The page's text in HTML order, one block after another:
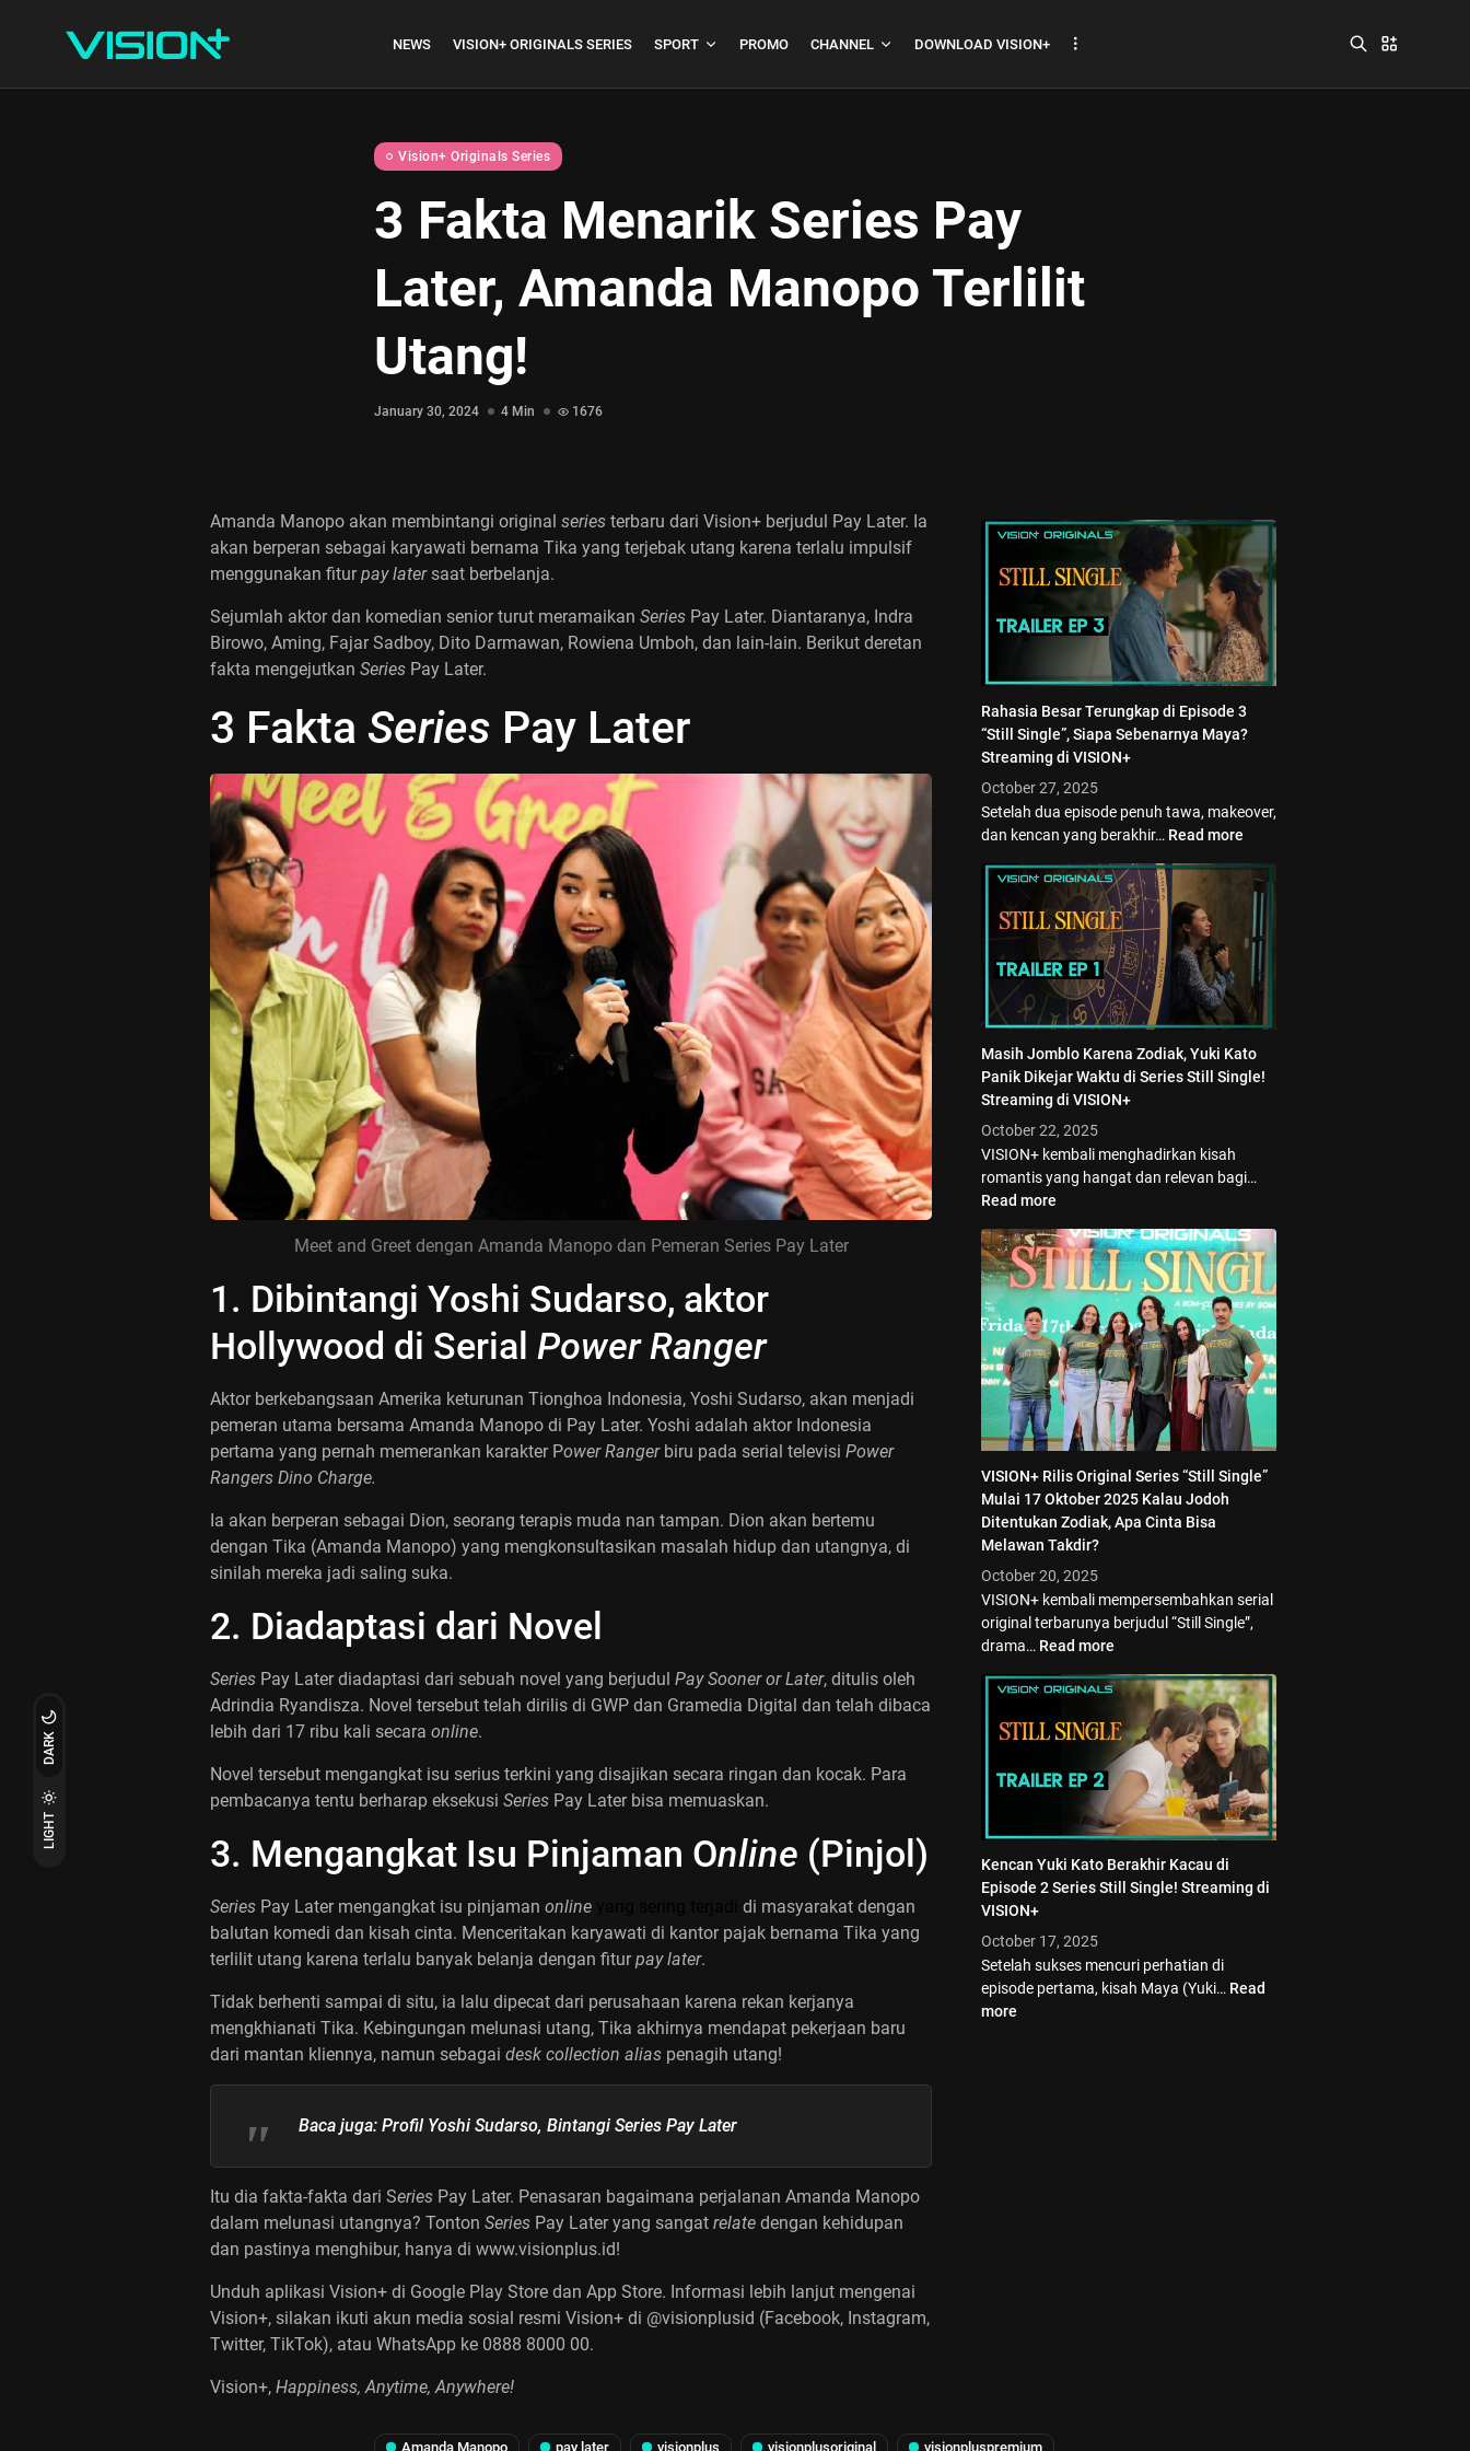
LIGHT
DARK
NEWS VISION+ ORIGINALS SERIES SPORT PROMO CHANNEL DOWNLOAD VISION+
Hari Ini...
Grand Prix...
Jadwal ASEAN Hyundai
Cup 2026...
Vision+ Originals Series
3 Fakta Menarik Series Pay
Later, Amanda Manopo Terlilit
Utang!
January 30, 2024 4 Min 1676
Rahasia Besar Terungkap di Episode 3
“Still Single”, Siapa Sebenarnya Maya?
Streaming di VISION+
October 27, 2025
Setelah dua episode penuh tawa, makeover,
dan kencan yang berakhir… Read more
Masih Jomblo Karena Zodiak, Yuki Kato
Panik Dikejar Waktu di Series Still Single!
Streaming di VISION+
October 22, 2025
VISION+ kembali menghadirkan kisah
romantis yang hangat dan relevan bagi…
Read more
VISION+ Rilis Original Series “Still Single”
Mulai 17 Oktober 2025 Kalau Jodoh
Ditentukan Zodiak, Apa Cinta Bisa
Melawan Takdir?
October 20, 2025
VISION+ kembali mempersembahkan serial
original terbarunya berjudul “Still Single”,
drama… Read more
Kencan Yuki Kato Berakhir Kacau di
Episode 2 Series Still Single! Streaming di
VISION+
October 17, 2025
Setelah sukses mencuri perhatian di
episode pertama, kisah Maya (Yuki… Read
more
Amanda Manopo akan membintangi original series terbaru dari Vision+ berjudul Pay Later. Ia
akan berperan sebagai karyawati bernama Tika yang terjebak utang karena terlalu impulsif
menggunakan fiturpay latersaat berbelanja.
Sejumlah aktor dan komedian senior turut meramaikan Series Pay Later. Diantaranya, Indra
Birowo, Aming, Fajar Sadboy, Dito Darmawan, Rowiena Umboh, dan lain-lain. Berikut deretan
fakta mengejutkan Series Pay Later.
3 Fakta Series Pay Later
Meet and Greet dengan Amanda Manopo dan Pemeran Series Pay Later
1. Dibintangi Yoshi Sudarso, aktor
Hollywood di Serial Power Ranger
Aktor berkebangsaan Amerika keturunan Tionghoa Indonesia, Yoshi Sudarso, akan menjadi
pemeran utama bersama Amanda Manopo di Pay Later. Yoshi adalah aktor Indonesia
pertama yang pernah memerankan karakter Power Rangerbiru pada serial televisi Power
Rangers Dino Charge.
Ia akan berperan sebagai Dion, seorang terapis muda nan tampan. Dion akan bertemu
dengan Tika (Amanda Manopo) yang mengkonsultasikan masalah hidup dan utangnya, di
sinilah mereka jadi saling suka.
2. Diadaptasi dari Novel
Series Pay Later diadaptasi dari sebuah novel yang berjudul Pay Sooner or Later, ditulis oleh
Adrindia Ryandisza. Novel tersebut telah dirilis di GWP dan Gramedia Digital dan telah dibaca
lebih dari 17 ribu kali secara online.
Novel tersebut mengangkat isu serius terkini yang disajikan secara ringan dan kocak. Para
pembacanya tentu berharap eksekusi Series Pay Later bisa memuaskan.
3. Mengangkat Isu Pinjaman Online (Pinjol)
Series Pay Later mengangkat isu pinjaman online
di masyarakat dengan
balutan komedi dan kisah cinta. Menceritakan karyawati di kantor pajak bernama Tika yang
terlilit utang karena terlalu banyak belanja dengan fiturpay later.
Tidak berhenti sampai di situ, ia lalu dipecat dari perusahaan karena rekan kerjanya
mengkhianati Tika. Kebingungan melunasi utang, Tika akhirnya mendapat pekerjaan baru
dari mantan kliennya, namun sebagai desk collection alias penagih utang!
Baca juga: Profil Yoshi Sudarso, Bintangi Series Pay Later
Itu dia fakta-fakta dari Series Pay Later. Penasaran bagaimana perjalanan Amanda Manopo
dalam melunasi utangnya? Tonton Series Pay Later yang sangat relate dengan kehidupan
dan pastinya menghibur, hanya di www.visionplus.id!
Unduh aplikasi Vision+ di Google Play Store dan App Store. Informasi lebih lanjut mengenai
Vision+, silakan ikuti akun media sosial resmi Vision+ di @visionplusid (Facebook, Instagram,
Twitter, TikTok), atau WhatsApp ke 0888 8000 00.
Vision+, Happiness, Anytime, Anywhere!
Amanda Manopo pay later visionplus visionplusoriginal visionpluspremium